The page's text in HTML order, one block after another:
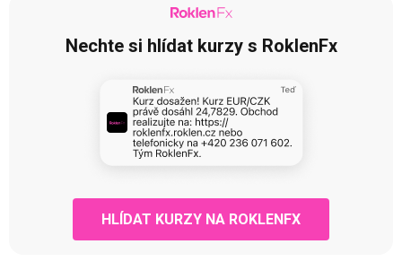
Nechte si hlídat kurzy s RoklenFx
HLÍDAT KURZY NA ROKLENFX